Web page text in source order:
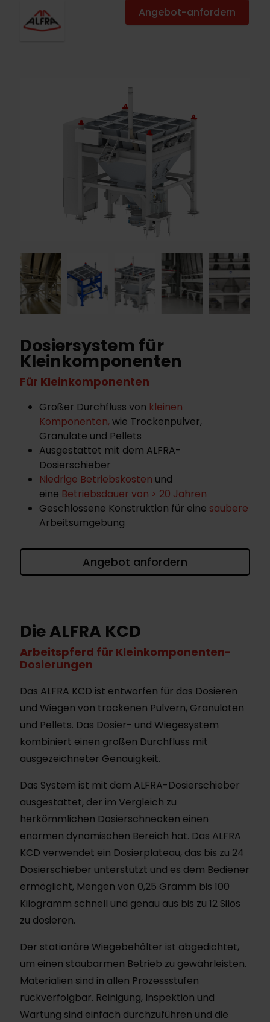
Angebot-anfordern
Dosiersystem für
Kleinkomponenten
Für Kleinkomponenten
Großer Durchfluss von kleinen
Komponenten, wie Trockenpulver,
Granulate und Pellets
Ausgestattet mit dem ALFRA-
Dosierschieber
Niedrige Betriebskosten und
eine Betriebsdauer von > 20 Jahren
Geschlossene Konstruktion für eine saubere
Arbeitsumgebung
Angebot anfordern
Die ALFRA KCD
Arbeitspferd für Kleinkomponenten-
Dosierungen
Das ALFRA KCD ist entworfen für das Dosieren
und Wiegen von trockenen Pulvern, Granulaten
und Pellets. Das Dosier- und Wiegesystem
kombiniert einen großen Durchfluss mit
ausgezeichneter Genauigkeit.
Das System ist mit dem ALFRA-Dosierschieber
ausgestattet, der im Vergleich zu
herkömmlichen Dosierschnecken einen
enormen dynamischen Bereich hat. Das ALFRA
KCD verwendet ein Dosierplateau, das bis zu 24
Dosierschieber unterstützt und es dem Bediener
ermöglicht, Mengen von 0,25 Gramm bis 100
Kilogramm schnell und genau aus bis zu 12 Silos
zu dosieren.
Der stationäre Wiegebehälter ist abgedichtet,
um einen staubarmen Betrieb zu gewährleisten.
Materialien sind in allen Prozessstufen
rückverfolgbar. Reinigung, Inspektion und
Wartung sind einfach durchzuführen und die